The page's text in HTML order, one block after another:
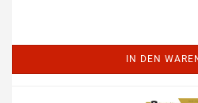
IN DEN